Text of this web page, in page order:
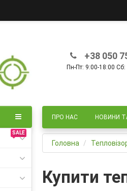
+38 050
Пн-Пт: 9:00-18:00
ПРО НАС НОВИНИ
SALE
Головна
Купити